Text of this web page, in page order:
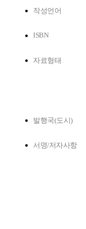
작성언어
ISBN
자료형태
발행국(도시)
서명/저자사항